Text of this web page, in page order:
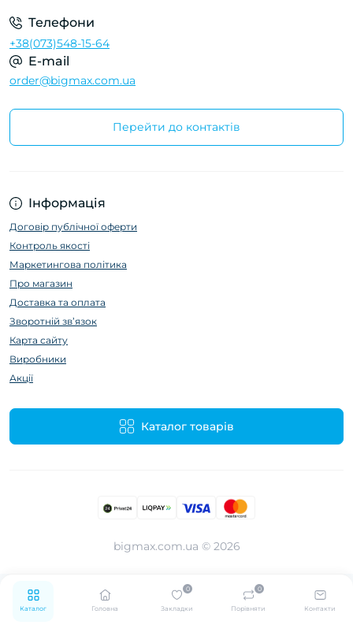
Каталог Головна Закладки
0
Порівняти
0
Контакти
Телефони
+38(073)548-15-64
E-mail
order@bigmax.com.ua
Перейти до контактів
Інформація
Договір публічної оферти
Контроль якості
Маркетингова політика
Про магазин
Доставка та оплата
Зворотній зв’язок
Карта сайту
Виробники
Акції
Каталог товарів
bigmax.com.ua © 2026